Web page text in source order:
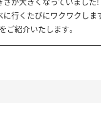
に行くたびにワクワクし
ご紹介いたします。